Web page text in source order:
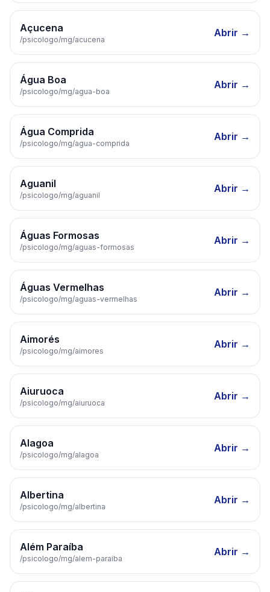
Açucena
/psicologo/mg/acucena
Abrir →
Água Boa
/psicologo/mg/agua-boa
Abrir →
Água Comprida
/psicologo/mg/agua-comprida
Abrir →
Aguanil
/psicologo/mg/aguanil
Abrir →
Águas Formosas
/psicologo/mg/aguas-formosas
Abrir →
Águas Vermelhas
/psicologo/mg/aguas-vermelhas
Abrir →
Aimorés
/psicologo/mg/aimores
Abrir →
Aiuruoca
/psicologo/mg/aiuruoca
Abrir →
Alagoa
/psicologo/mg/alagoa
Abrir →
Albertina
/psicologo/mg/albertina
Abrir →
Além Paraíba
/psicologo/mg/alem-paraiba
Abrir →